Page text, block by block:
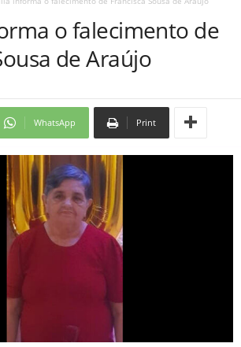
o falecimento de
de Araújo
WhatsApp Print